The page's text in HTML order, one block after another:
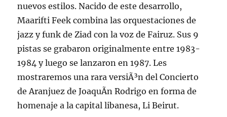
nuevos estilos. Nacido de este desarrollo,
Maarifti Feek combina las orquestaciones de
jazz y funk de Ziad con la voz de Fairuz. Sus 9
pistas se grabaron originalmente entre 1983-
1984 y luego se lanzaron en 1987. Les
mostraremos una rara versiÃ³n del Concierto
de Aranjuez de JoaquÃ­n Rodrigo en forma de
homenaje a la capital libanesa, Li Beirut.